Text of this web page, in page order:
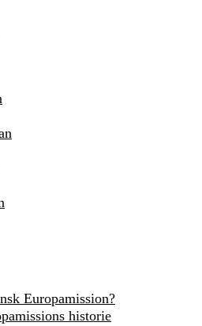
Europamission?
historie